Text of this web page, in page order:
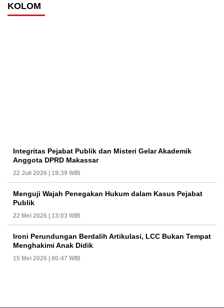
KOLOM
Integritas Pejabat Publik dan Misteri Gelar Akademik
Anggota DPRD Makassar
22 Juli 2026 | 19:39 WIB
Menguji Wajah Penegakan Hukum dalam Kasus Pejabat
Publik
22 Mei 2026 | 13:03 WIB
Ironi Perundungan Berdalih Artikulasi, LCC Bukan Tempat
Menghakimi Anak Didik
15 Mei 2026 | 00:47 WIB